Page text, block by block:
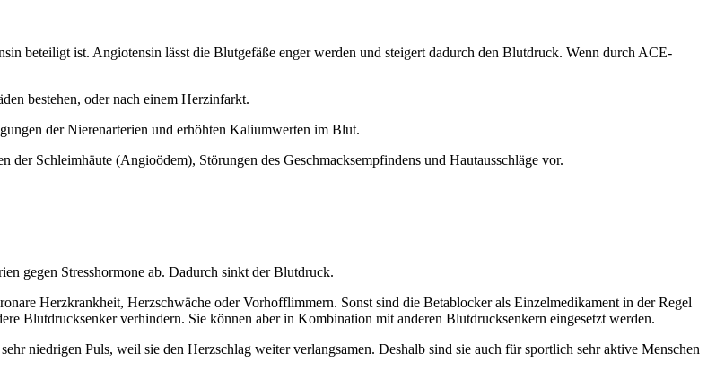
beteiligt ist. Angiotensin lässt die Blutgefäße enger werden und steigert dadurch den Blutdruck. Wenn durch ACE-
bestehen, oder nach einem Herzinfarkt.
der Nierenarterien und erhöhten Kaliumwerten im Blut.
Schleimhäute (Angioödem), Störungen des Geschmacksempfindens und Hautausschläge vor.
gegen Stresshormone ab. Dadurch sinkt der Blutdruck.
Herzkrankheit, Herzschwäche oder Vorhofflimmern. Sonst sind die Betablocker als Einzelmedikament in der Regel
Blutdrucksenker verhindern. Sie können aber in Kombination mit anderen Blutdrucksenkern eingesetzt werden.
niedrigen Puls, weil sie den Herzschlag weiter verlangsamen. Deshalb sind sie auch für sportlich sehr aktive Menschen